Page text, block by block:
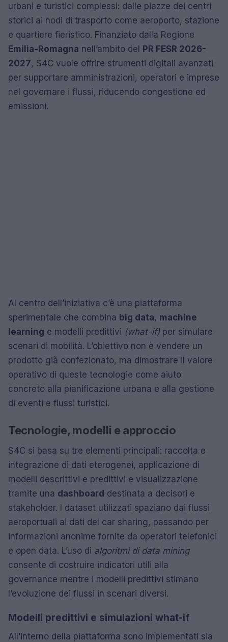
urbani e turistici complessi: dalle piazze dei centri
storici ai nodi di trasporto come aeroporto, stazione
e quartiere fieristico. Finanziato dalla Regione
Emilia-Romagna nell’ambito del PR FESR 2026-
2027, S4C vuole offrire strumenti digitali avanzati
per supportare amministrazioni, operatori e imprese
nel governare i flussi, riducendo congestione ed
emissioni.
Al centro dell’iniziativa c’è una piattaforma
sperimentale che combina big data, machine
learning e modelli predittivi (what-if) per simulare
scenari di mobilità. L’obiettivo non è vendere un
prodotto già confezionato, ma dimostrare il valore
operativo di queste tecnologie come aiuto
concreto alla pianificazione urbana e alla gestione
di eventi e flussi turistici.
Tecnologie, modelli e approccio
S4C si basa su tre elementi principali: raccolta e
integrazione di dati eterogenei, applicazione di
modelli descrittivi e predittivi e visualizzazione
tramite una dashboard destinata a decisori e
stakeholder. I dataset utilizzati spaziano dai flussi
aeroportuali ai dati del car sharing, passando per
informazioni anonime fornite da operatori telefonici
e open data. L’uso di algoritmi di data mining
consente di costruire indicatori utili alla
governance mentre i modelli predittivi stimano
l’evoluzione dei flussi in scenari diversi.
Modelli predittivi e simulazioni what-if
All’interno della piattaforma sono implementati sia